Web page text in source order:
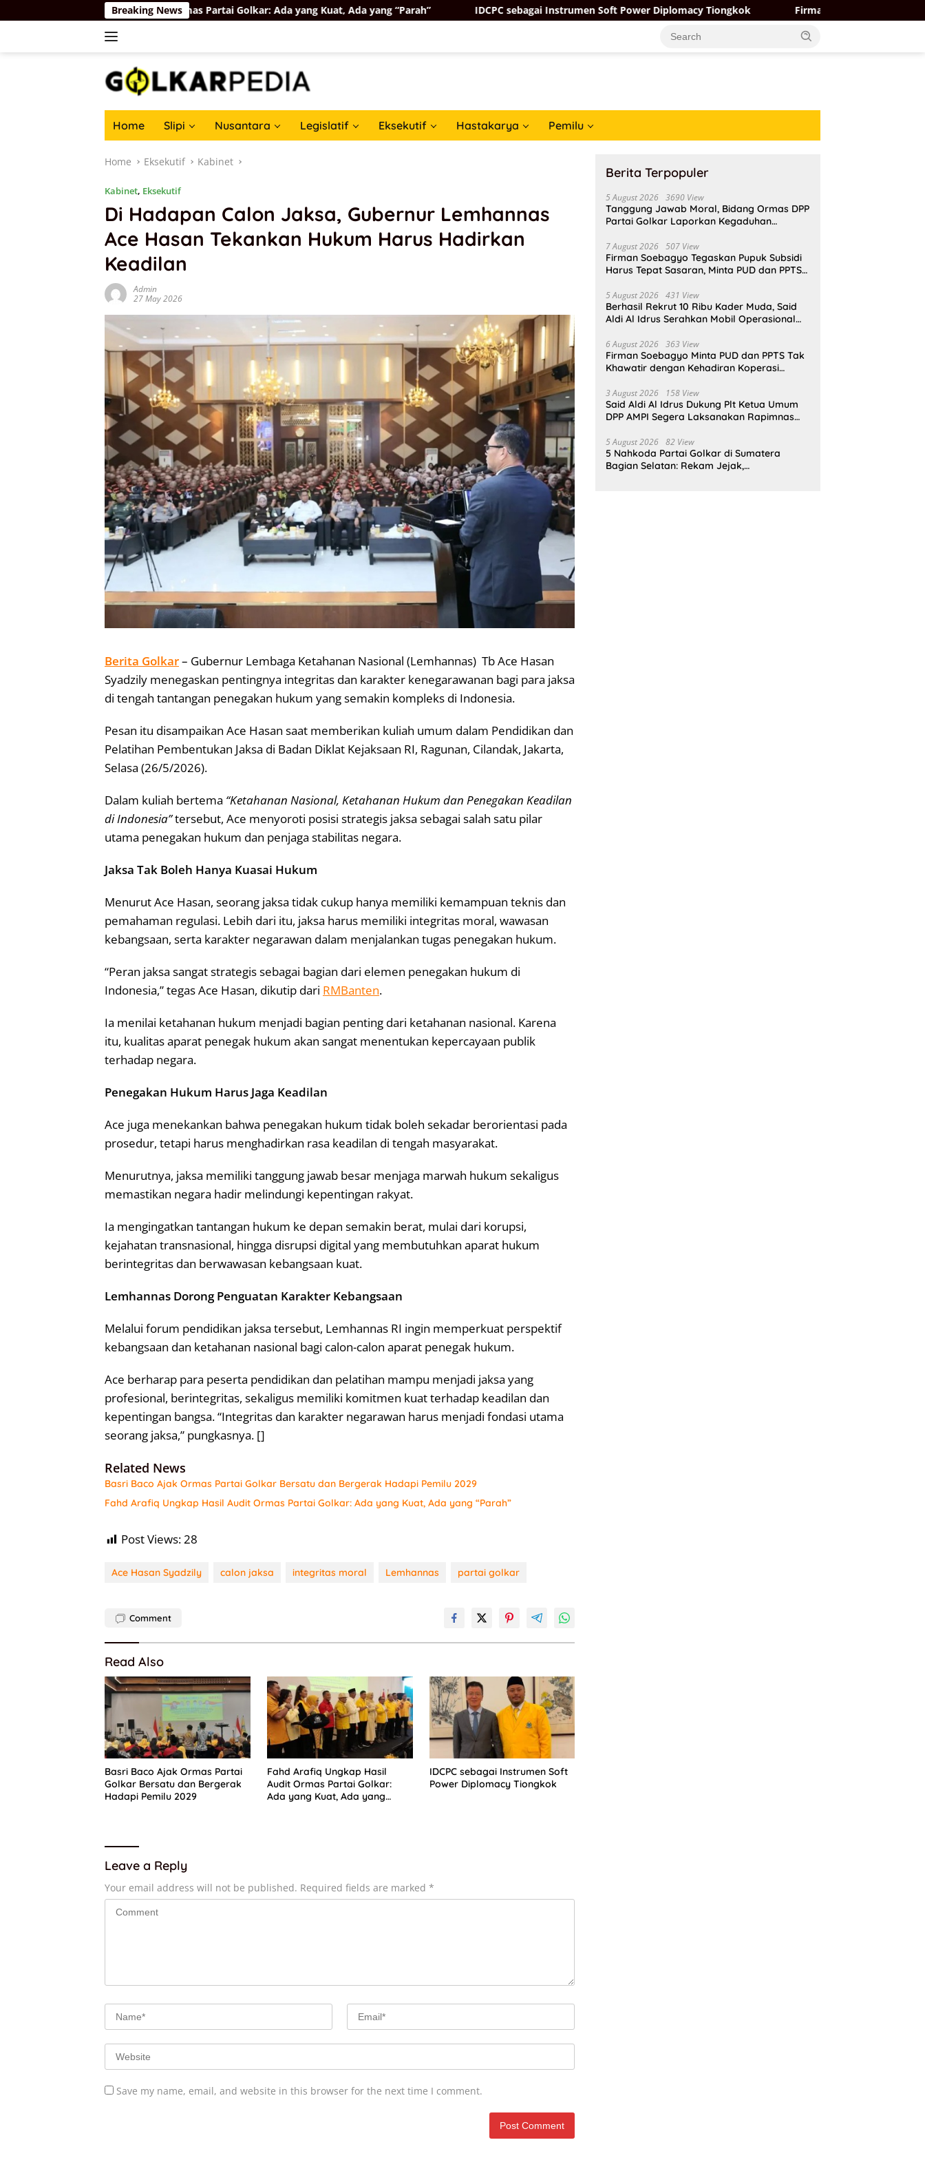
to
Breaking News
Ungkap Hasil Audit Ormas Partai Golkar: Ada yang Kuat, Ada yang “Parah” IDCPC sebagai Instrumen Soft Power Diplomacy Tiongkok Firman Soebagyo Tegaskan Pupuk
Home Slipi Nusantara Legislatif Eksekutif Hastakarya Pemilu
Home Eksekutif Kabinet
Kabinet, Eksekutif
Di Hadapan Calon Jaksa, Gubernur Lemhannas
Ace Hasan Tekankan Hukum Harus Hadirkan
Keadilan
Admin
27 May 2026
Berita Golkar– Gubernur Lembaga Ketahanan Nasional (Lemhannas) Tb Ace Hasan
Syadzily menegaskan pentingnya integritas dan karakter kenegarawanan bagi para jaksa
di tengah tantangan penegakan hukum yang semakin kompleks di Indonesia.
Pesan itu disampaikan Ace Hasan saat memberikan kuliah umum dalam Pendidikan dan
Pelatihan Pembentukan Jaksa di Badan Diklat Kejaksaan RI, Ragunan, Cilandak, Jakarta,
Selasa (26/5/2026).
Dalam kuliah bertema “Ketahanan Nasional, Ketahanan Hukum dan Penegakan Keadilan
di Indonesia”tersebut, Ace menyoroti posisi strategis jaksa sebagai salah satu pilar
utama penegakan hukum dan penjaga stabilitas negara.
Jaksa Tak Boleh Hanya Kuasai Hukum
Menurut Ace Hasan, seorang jaksa tidak cukup hanya memiliki kemampuan teknis dan
pemahaman regulasi. Lebih dari itu, jaksa harus memiliki integritas moral, wawasan
kebangsaan, serta karakter negarawan dalam menjalankan tugas penegakan hukum.
“Peran jaksa sangat strategis sebagai bagian dari elemen penegakan hukum di
Indonesia,” tegas Ace Hasan, dikutip dari RMBanten.
Ia menilai ketahanan hukum menjadi bagian penting dari ketahanan nasional. Karena
itu, kualitas aparat penegak hukum akan sangat menentukan kepercayaan publik
terhadap negara.
Penegakan Hukum Harus Jaga Keadilan
Ace juga menekankan bahwa penegakan hukum tidak boleh sekadar berorientasi pada
prosedur, tetapi harus menghadirkan rasa keadilan di tengah masyarakat.
Menurutnya, jaksa memiliki tanggung jawab besar menjaga marwah hukum sekaligus
memastikan negara hadir melindungi kepentingan rakyat.
Ia mengingatkan tantangan hukum ke depan semakin berat, mulai dari korupsi,
kejahatan transnasional, hingga disrupsi digital yang membutuhkan aparat hukum
berintegritas dan berwawasan kebangsaan kuat.
Lemhannas Dorong Penguatan Karakter Kebangsaan
Melalui forum pendidikan jaksa tersebut, Lemhannas RI ingin memperkuat perspektif
kebangsaan dan ketahanan nasional bagi calon-calon aparat penegak hukum.
Ace berharap para peserta pendidikan dan pelatihan mampu menjadi jaksa yang
profesional, berintegritas, sekaligus memiliki komitmen kuat terhadap keadilan dan
kepentingan bangsa. “Integritas dan karakter negarawan harus menjadi fondasi utama
seorang jaksa,” pungkasnya. []
Related News
Basri Baco Ajak Ormas Partai Golkar Bersatu dan Bergerak Hadapi Pemilu 2029
Fahd Arafiq Ungkap Hasil Audit Ormas Partai Golkar: Ada yang Kuat, Ada yang “Parah”
Post Views:28
Ace Hasan Syadzily calon jaksa integritas moral Lemhannas partai golkar
Comment
Read Also
Basri Baco Ajak Ormas Partai
Golkar Bersatu dan Bergerak
Hadapi Pemilu 2029
Fahd Arafiq Ungkap Hasil
Audit Ormas Partai Golkar:
Ada yang Kuat, Ada yang
IDCPC sebagai Instrumen Soft
Power Diplomacy Tiongkok
Leave a Reply
Your email address will not be published. Required fields are marked *
Save my name, email, and website in this browser for the next time I comment.
Berita Terpopuler
5 August 2026 3690 View
Tanggung Jawab Moral, Bidang Ormas DPP
Partai Golkar Laporkan Kegaduhan
7 August 2026 507 View
Firman Soebagyo Tegaskan Pupuk Subsidi
Harus Tepat Sasaran, Minta PUD dan PPTS
5 August 2026 431 View
Berhasil Rekrut 10 Ribu Kader Muda, Said
Aldi Al Idrus Serahkan Mobil Operasional
6 August 2026 363 View
Firman Soebagyo Minta PUD dan PPTS Tak
Khawatir dengan Kehadiran Koperasi
3 August 2026 158 View
Said Aldi Al Idrus Dukung Plt Ketua Umum
DPP AMPI Segera Laksanakan Rapimnas
5 August 2026 82 View
5 Nahkoda Partai Golkar di Sumatera
Bagian Selatan: Rekam Jejak,